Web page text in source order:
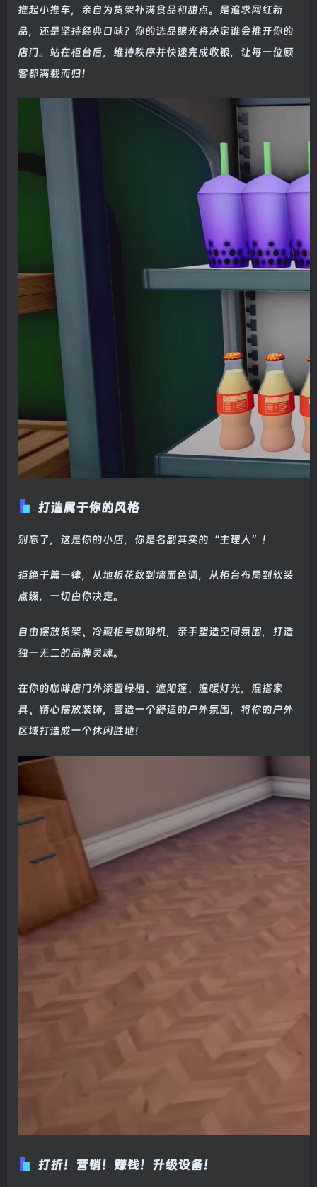
推起小推车，亲自为货架补满食品和甜点。是追求网红新
品，还是坚持经典口味？你的选品眼光将决定谁会推开你的
店门。站在柜台后，维持秩序并快速完成收银，让每一位顾
客都满载而归！
打造属于你的风格
别忘了，这是你的小店，你是名副其实的“主理人”！
拒绝千篇一律，从地板花纹到墙面色调，从柜台布局到软装
点缀，一切由你决定。
自由摆放货架、冷藏柜与咖啡机，亲手塑造空间氛围，打造
独一无二的品牌灵魂。
在你的咖啡店门外添置绿植、遮阳篷、温暖灯光，混搭家
具、精心摆放装饰，营造一个舒适的户外氛围，将你的户外
区域打造成一个休闲胜地！
打折！营销！赚钱！升级设备！